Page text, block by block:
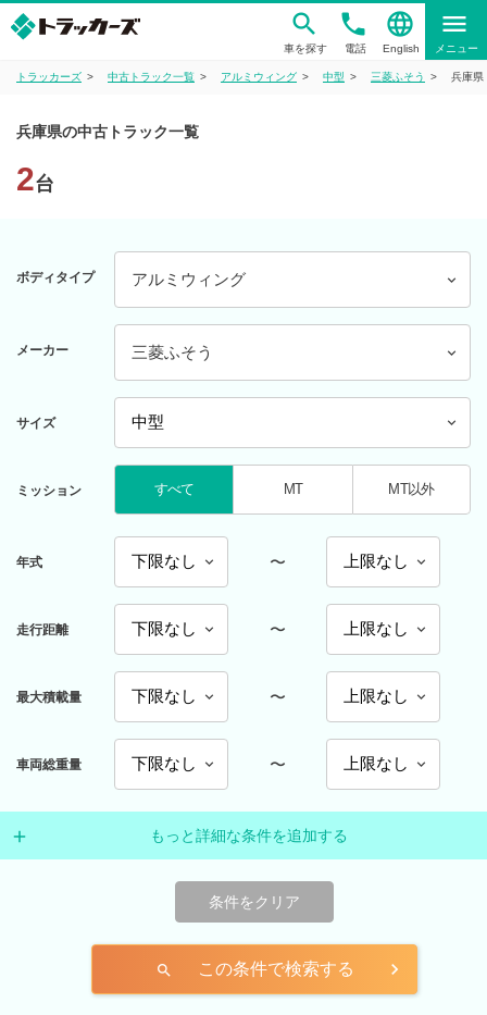
車を探す
phone
電話
language
English
menu
メニュー
トラッカーズ 中古トラック一覧 アルミウィング 中型 三菱ふそう 兵庫県
兵庫県の中古トラック一覧
2台
ボディタイプ アルミウィング
メーカー 三菱ふそう
サイズ
ミッション すべて MT MT以外
年式 〜
走行距離 〜
最大積載量 〜
車両総重量 〜
もっと詳細な条件を追加する
条件をクリア
search この条件で検索する